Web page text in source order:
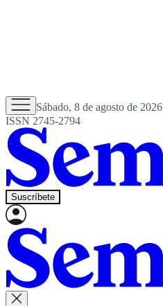
Sábado, 8 de agosto de 2026
ISSN 2745-2794
Suscríbete